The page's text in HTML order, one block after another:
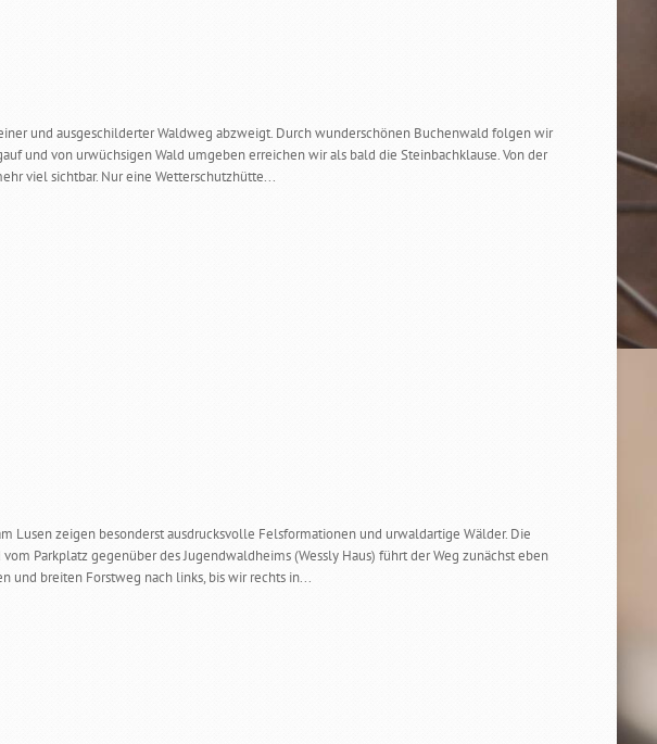
und ausgeschilderter Waldweg abzweigt. Durch wunderschönen Buchenwald folgen wir
und von urwüchsigen Wald umgeben erreichen wir als bald die Steinbachklause. Von der
viel sichtbar. Nur eine Wetterschutzhütte...
Lusen zeigen besonderst ausdrucksvolle Felsformationen und urwaldartige Wälder. Die
Parkplatz gegenüber des Jugendwaldheims (Wessly Haus) führt der Weg zunächst eben
und breiten Forstweg nach links, bis wir rechts in...